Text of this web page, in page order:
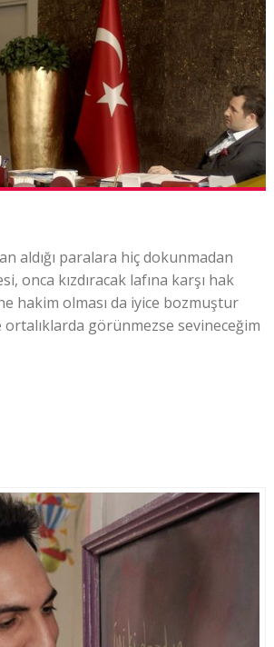
aldığı paralara hiç dokunmadan
onca kızdıracak lafına karşı hak
hakim olması da iyice bozmuştur
ortalıklarda görünmezse sevineceğim